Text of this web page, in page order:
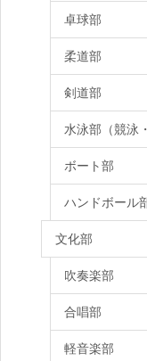
卓球部
柔道部
剣道部
水泳部（競泳
ボート部
ハンドボール
文化部
吹奏楽部
合唱部
軽音楽部